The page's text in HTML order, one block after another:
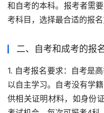
和自考的本科。报考者需
考科目，选择最合适的报名
二、自考和成考的报
1. 自考报名要求：自考是
以自主学习。自考没有学
供相关证明材料，如身份